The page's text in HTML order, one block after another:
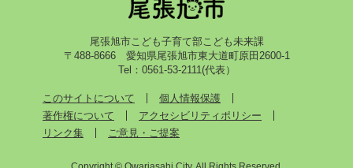
尾張旭市こども子育て部こども未来課
〒488-8666 愛知県尾張旭市東大道町原田2600-1
Tel：0561-53-2111(代表）
このサイトについて
個人情報保護
著作権について
アクセシビリティポリシー
リンク集
ご意見・ご提案